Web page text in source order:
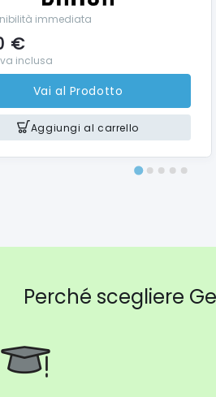
immediata
€
inclusa
Vai al Prodotto
Aggiungi al carrello
Perché scegliere